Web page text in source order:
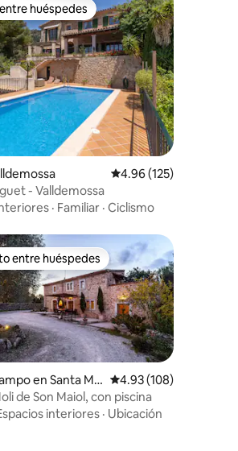
de 5, 112 reseñas
huéspedes
huéspedes
Calificación promedio:
4.96 (125)
- Valldemossa
· Familiar · Ciclismo
de 5, 203 reseñas
huéspedes preferido
entre huéspedes
en Santa Ma
Calificación promedio:
4.93 (108)
de Son Maiol, con piscina
interiores · Ubicación